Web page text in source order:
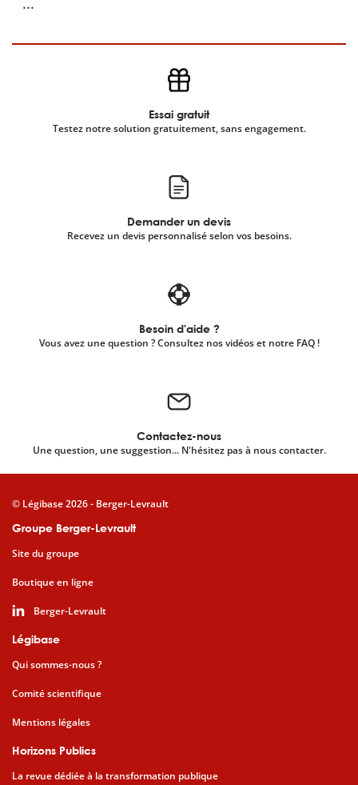
Essai gratuit
Testez notre solution gratuitement, sans engagement.
Demander un devis
Recevez un devis personnalisé selon vos besoins.
Besoin d'aide ?
Vous avez une question ? Consultez nos vidéos et notre FAQ !
Contactez-nous
Une question, une suggestion... N'hésitez pas à nous contacter.
Groupe Berger-Levrault
Site du groupe
Boutique en ligne
Berger-Levrault
Légibase
Qui sommes-nous ?
Comité scientifique
Mentions légales
Horizons Publics
La revue dédiée à la transformation publique
© Légibase 2026 - Berger-Levrault